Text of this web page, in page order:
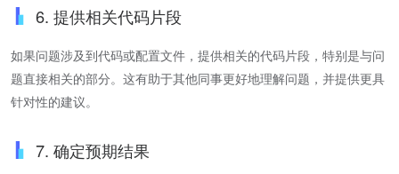
6. 提供相关代码片段
如果问题涉及到代码或配置文件，提供相关的代码片段，特别是与问
题直接相关的部分。这有助于其他同事更好地理解问题，并提供更具
针对性的建议。
7. 确定预期结果